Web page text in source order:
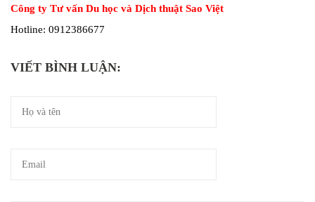
Công ty Tư vấn Du học và Dịch thuật Sao Việt
Hotline: 0912386677
VIẾT BÌNH LUẬN: